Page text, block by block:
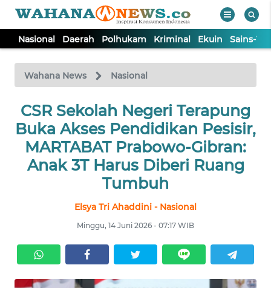
Nasional Daerah Polhukam Kriminal Ekuin Sains-
Wahana News Nasional
CSR Sekolah Negeri Terapung
Buka Akses Pendidikan Pesisir,
MARTABAT Prabowo-Gibran:
Anak 3T Harus Diberi Ruang
Tumbuh
Elsya Tri Ahaddini - Nasional
Minggu, 14 Juni 2026 - 07:17 WIB
TV
Tutup
NASIONAL
DAERAH
EKUIN
SAINS-TEKNO